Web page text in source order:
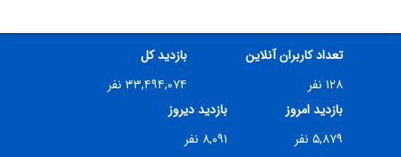
تعداد کاربران آنلاین
۱۲۸ نفر
بازدید کل
۳۳,۴۹۴,۰۷۴ نفر
بازدید امروز
۵,۸۷۹ نفر
بازدید دیروز
۸,۰۹۱ نفر